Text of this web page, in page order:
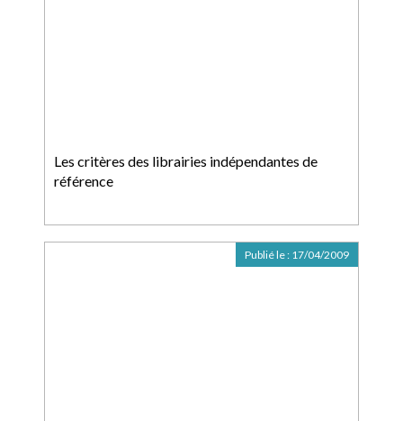
Les critères des librairies indépendantes de
référence
Publié le : 17/04/2009